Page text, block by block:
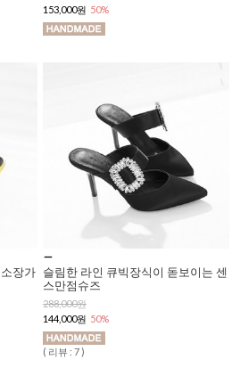
153,000원 50%
장가 슬림한 라인 큐빅장식이 돋보이는 센
스만점슈즈
288,000원
144,000원 50%
( 리뷰 : 7 )